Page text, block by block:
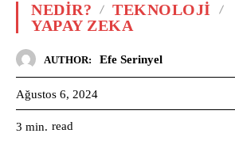
NEDIR?
TEKNOLOJI
YAPAY ZEKA
AUTHOR: Efe Serinyel
Ağustos 6, 2024
3 min. read